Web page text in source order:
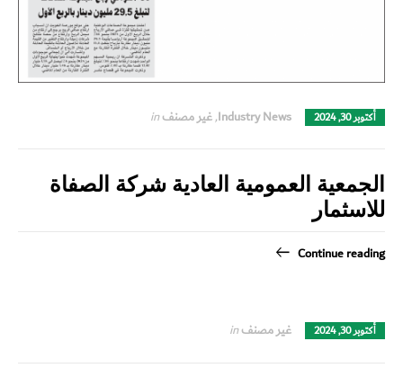
أكتوبر 30, 2024 Industry News
,غير مصنفin
الجمعية العمومية العادية شركة الصفاة
للاسثمار
Continue reading
أكتوبر 30, 2024 غير مصنفin
Switch The Language
English